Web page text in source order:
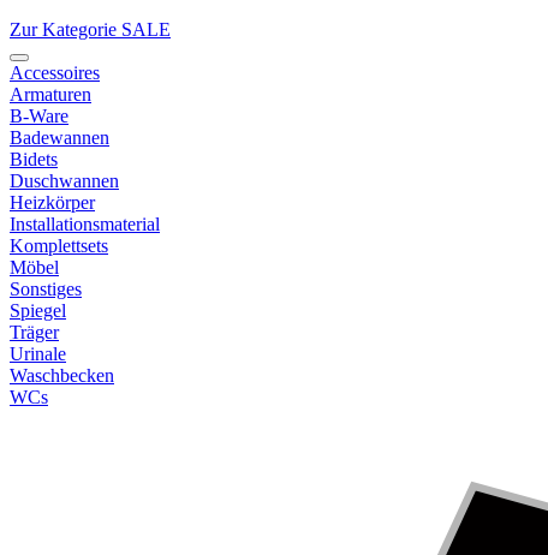
Zur Kategorie SALE
Accessoires
Armaturen
B-Ware
Badewannen
Bidets
Duschwannen
Heizkörper
Installationsmaterial
Komplettsets
Möbel
Sonstiges
Spiegel
Träger
Urinale
Waschbecken
WCs